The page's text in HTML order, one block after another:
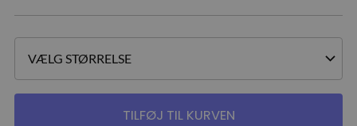
TILFØJ TIL KURVEN